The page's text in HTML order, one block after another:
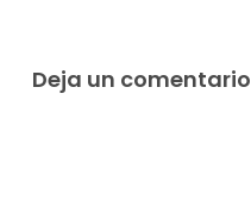
Deja un comentario